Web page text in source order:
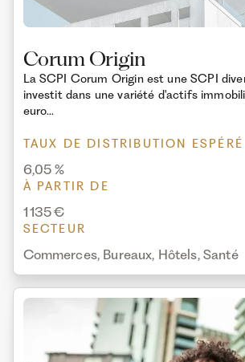
Corum Origin
La SCPI Corum Origin est une SCPI
investit dans une variété d'actifs
euro...
TAUX DE DISTRIBUTION ESPÉRÉ
6,05 %
À PARTIR DE
1 135 €
SECTEUR
Commerces, Bureaux, Hôtels, Santé